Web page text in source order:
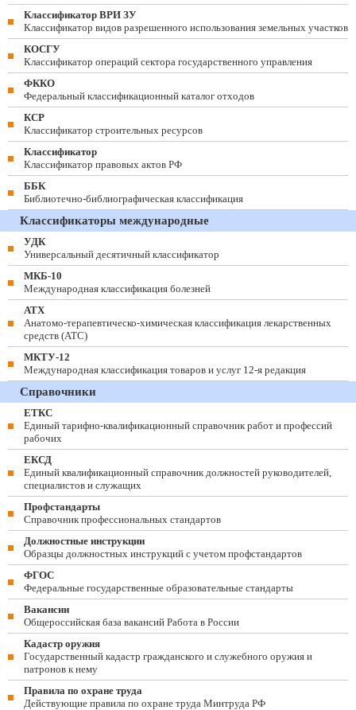
Классификатор ВРИ ЗУ
Классификатор видов разрешенного использования земельных участков
КОСГУ
Классификатор операций сектора государственного управления
ФККО
Федеральный классификационный каталог отходов
КСР
Классификатор строительных ресурсов
Классификатор
Классификатор правовых актов РФ
ББК
Библиотечно-библиографическая классификация
Классификаторы международные
УДК
Универсальный десятичный классификатор
МКБ-10
Международная классификация болезней
АТХ
Анатомо-терапевтическо-химическая классификация лекарственных
средств (ATC)
МКТУ-12
Международная классификация товаров и услуг 12-я редакция
Справочники
ЕТКС
Единый тарифно-квалификационный справочник работ и профессий
рабочих
ЕКСД
Единый квалификационный справочник должностей руководителей,
специалистов и служащих
Профстандарты
Справочник профессиональных стандартов
Должностные инструкции
Образцы должностных инструкций с учетом профстандартов
ФГОС
Федеральные государственные образовательные стандарты
Вакансии
Общероссийская база вакансий Работа в России
Кадастр оружия
Государственный кадастр гражданского и служебного оружия и
патронов к нему
Правила по охране труда
Действующие правила по охране труда Минтруда РФ